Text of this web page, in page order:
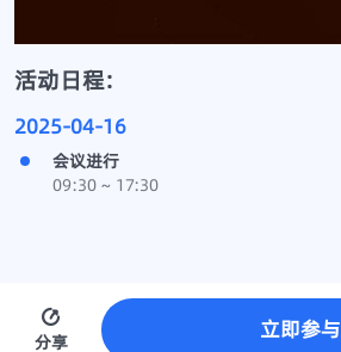
活动日程:
2025-04-16
会议进行
09:30 ~ 17:30
分享 立即参与